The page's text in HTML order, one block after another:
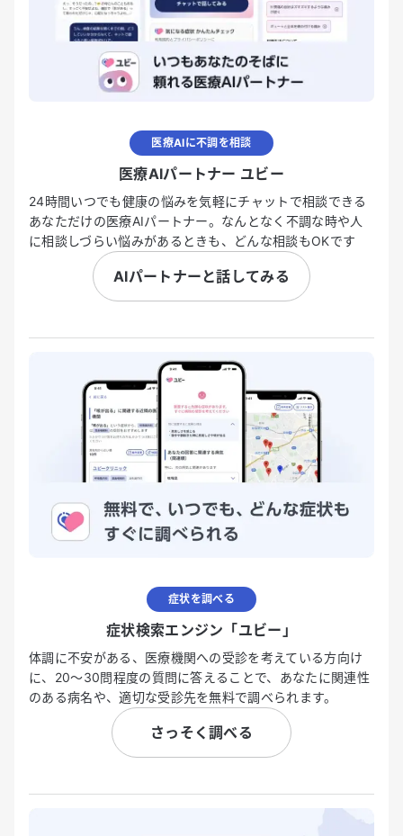
医療AIに不調を相談
医療AIパートナー ユビー
24時間いつでも健康の悩みを気軽にチャットで相談できる
あなただけの医療AIパートナー。なんとなく不調な時や人
に相談しづらい悩みがあるときも、どんな相談もOKです
AIパートナーと話してみる
症状を調べる
症状検索エンジン「ユビー」
体調に不安がある、医療機関への受診を考えている方向け
に、20〜30問程度の質問に答えることで、あなたに関連性
のある病名や、適切な受診先を無料で調べられます。
さっそく調べる